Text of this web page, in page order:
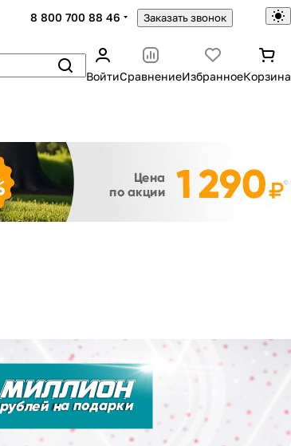
8 800 700 88 46 Заказать звонок
ВойтиСравнениеИзбранноеКорзина